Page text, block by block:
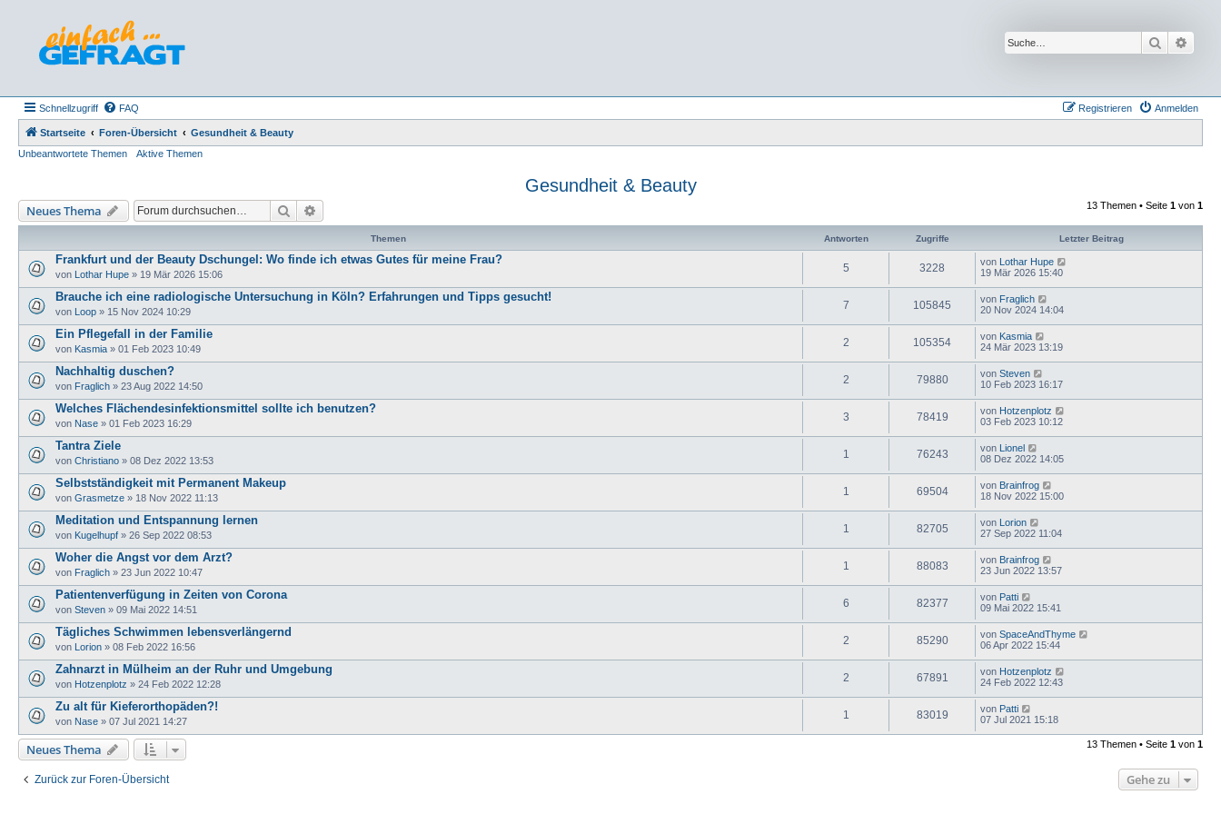
Suche
Schnellzugriff FAQ Anmelden
Registrieren
Startseite Foren-Übersicht
Gesundheit & Beauty
Unbeantwortete Themen
Aktive Themen
Gesundheit & Beauty
Neues Thema Suche 13 Themen • Seite 1 von 1
Themen Antworten Zugriffe Letzter Beitrag
Frankfurt und der Beauty Dschungel: Wo finde ich etwas Gutes für meine Frau?
von Lothar Hupe » 19 Mär 2026 15:06
5 3228 von Lothar Hupe
19 Mär 2026 15:40
Brauche ich eine radiologische Untersuchung in Köln? Erfahrungen und Tipps gesucht!
von Loop » 15 Nov 2024 10:29
7 105845 von Fraglich
20 Nov 2024 14:04
Ein Pflegefall in der Familie
von Kasmia » 01 Feb 2023 10:49
2 105354 von Kasmia
24 Mär 2023 13:19
Nachhaltig duschen?
von Fraglich » 23 Aug 2022 14:50
2 79880 von Steven
10 Feb 2023 16:17
Welches Flächendesinfektionsmittel sollte ich benutzen?
von Nase » 01 Feb 2023 16:29
3 78419 von Hotzenplotz
03 Feb 2023 10:12
Tantra Ziele
von Christiano » 08 Dez 2022 13:53
1 76243 von Lionel
08 Dez 2022 14:05
Selbstständigkeit mit Permanent Makeup
von Grasmetze » 18 Nov 2022 11:13
1 69504 von Brainfrog
18 Nov 2022 15:00
Meditation und Entspannung lernen
von Kugelhupf » 26 Sep 2022 08:53
1 82705 von Lorion
27 Sep 2022 11:04
Woher die Angst vor dem Arzt?
von Fraglich » 23 Jun 2022 10:47
1 88083 von Brainfrog
23 Jun 2022 13:57
Patientenverfügung in Zeiten von Corona
von Steven » 09 Mai 2022 14:51
6 82377 von Patti
09 Mai 2022 15:41
Tägliches Schwimmen lebensverlängernd
von Lorion » 08 Feb 2022 16:56
2 85290 von SpaceAndThyme
06 Apr 2022 15:44
Zahnarzt in Mülheim an der Ruhr und Umgebung
von Hotzenplotz » 24 Feb 2022 12:28
2 67891 von Hotzenplotz
24 Feb 2022 12:43
Zu alt für Kieferorthopäden?!
von Nase » 07 Jul 2021 14:27
1 83019 von Patti
07 Jul 2021 15:18
Neues Thema 13 Themen • Seite 1 von 1
Zurück zur Foren-Übersicht Gehe zu